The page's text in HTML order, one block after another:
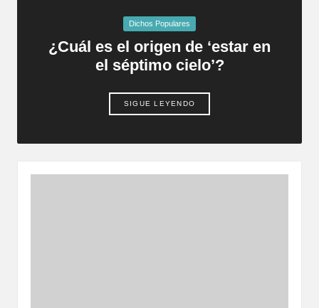
Publicada
Dichos Populares
¿Cuál es el origen de ‘estar en
el séptimo cielo’?
SIGUE LEYENDO